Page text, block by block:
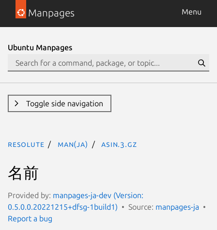
Manpages Menu
Ubuntu Manpages
Toggle side navigation
resolute man(ja) asin.3.gz
名前
Provided by: manpages-ja-dev (Version:
0.5.0.0.20221215+dfsg-1build1)
Source: manpages-ja
Report a bug